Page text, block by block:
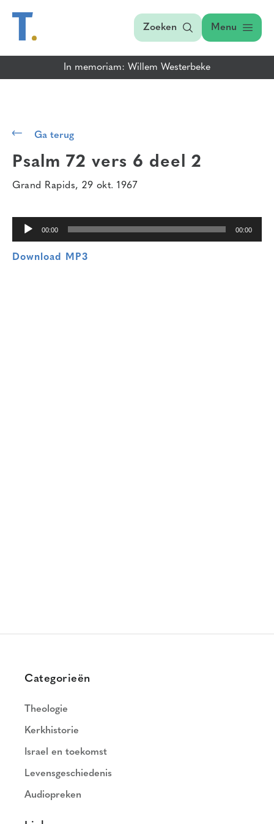
Zoeken Menu
In memoriam: Willem Westerbeke
Ga terug
Psalm 72 vers 6 deel 2
Grand Rapids, 29 okt. 1967
00:00 00:00
Download MP3
Categorieën
Theologie
Kerkhistorie
Israel en toekomst
Levensgeschiedenis
Audiopreken